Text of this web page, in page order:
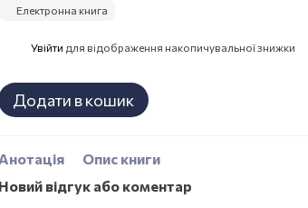
Електронна книга
Увійти для відображення накопичувальної знижки
Додати в кошик
Анотація
Опис книги
Новий відгук або коментар